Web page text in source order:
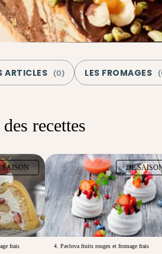
ARTICLES (0) LES FROMAGES (
recettes
SAISON
frais
DE
4. Pavlova fruits rouges et fromage frais